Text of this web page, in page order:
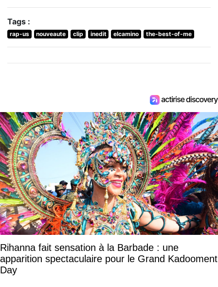
Tags :
rap-us nouveaute clip inedit elcamino the-best-of-me
Rihanna fait sensation à la Barbade : une
apparition spectaculaire pour le Grand Kadooment
Day